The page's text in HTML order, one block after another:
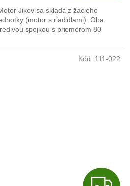
Jikov sa skladá z žacieho
(motor s riadidlami). Oba
spojkou s priemerom 80
Kód: 111-022